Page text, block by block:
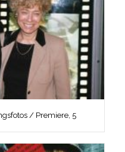
/ Premiere, 5